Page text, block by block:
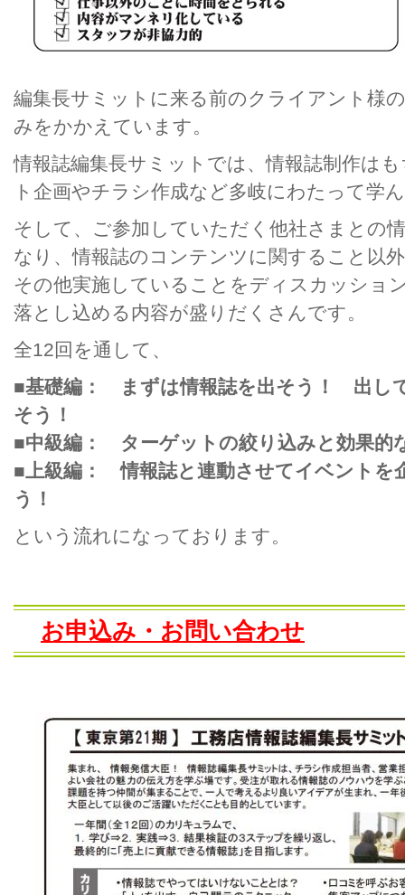
編集長サミットに来る前のクライアント様
みをかかえています。
情報誌編集長サミットでは、情報誌制作は
ト企画やチラシ作成など多岐にわたって学
そして、ご参加していただく他社さまとの
なり、情報誌のコンテンツに関すること以
その他実施していることをディスカッショ
落とし込める内容が盛りだくさんです。
全12回を通して、
■基礎編： まずは情報誌を出そう！ 出し
そう！
■中級編： ターゲットの絞り込みと効果的
■上級編： 情報誌と連動させてイベントを
う！
という流れになっております。
お申込み・お問い合わせ